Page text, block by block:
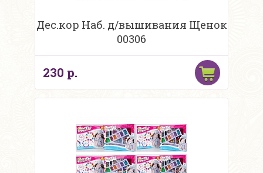
Дес.кор Наб. д/вышивания Щенок
00306
230 р.